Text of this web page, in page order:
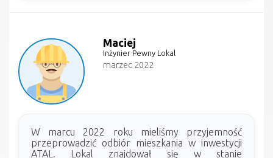
Maciej
Inżynier Pewny Lokal
marzec 2022
W marcu 2022 roku mieliśmy przyjemność
przeprowadzić odbiór mieszkania w inwestycji
ATAL. Lokal znajdował się w stanie